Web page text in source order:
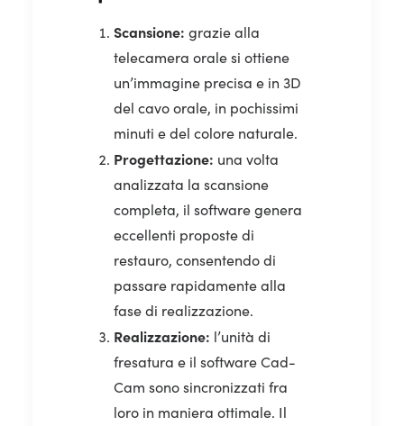
Scansione: grazie alla
telecamera orale si ottiene
un’immagine precisa e in 3D
del cavo orale, in pochissimi
minuti e del colore naturale.
Progettazione: una volta
analizzata la scansione
completa, il software genera
eccellenti proposte di
restauro, consentendo di
passare rapidamente alla
fase di realizzazione.
Realizzazione: l’unità di
fresatura e il software Cad-
Cam sono sincronizzati fra
loro in maniera ottimale. Il